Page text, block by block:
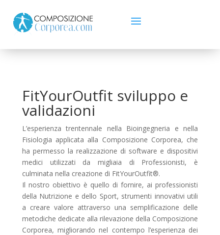
FitYourOutfit sviluppo e
validazioni
L’esperienza trentennale nella Bioingegneria e nella
Fisiologia applicata alla Composizione Corporea, che
ha permesso la realizzazione di software e dispositivi
medici utilizzati da migliaia di Professionisti, è
culminata nella creazione di FitYourOutfit®.
Il nostro obiettivo è quello di fornire, ai professionisti
della Nutrizione e dello Sport, strumenti innovativi utili
a creare valore attraverso una semplificazione delle
metodiche dedicate alla rilevazione della Composizione
Corporea, migliorando nel contempo l’esperienza dei